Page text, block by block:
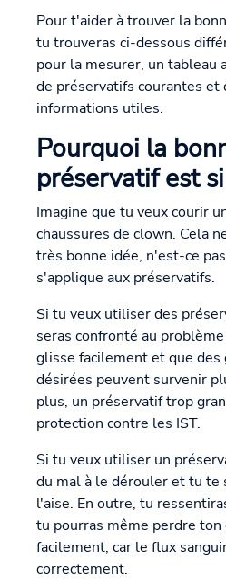
Pour t'aider à trouver la
tu trouveras ci-dessous
pour la mesurer, un tableau
de préservatifs courantes et
informations utiles.
Pourquoi la
préservatif est
Imagine que tu veux courir
chaussures de clown. Cela
très bonne idée, n'est-ce
s'applique aux préservatifs.
Si tu veux utiliser des
seras confronté au
glisse facilement et que des
désirées peuvent survenir
plus, un préservatif trop
protection contre les IST.
Si tu veux utiliser un
du mal à le dérouler et tu te
l'aise. En outre, tu
tu pourras même perdre
facilement, car le flux
correctement.